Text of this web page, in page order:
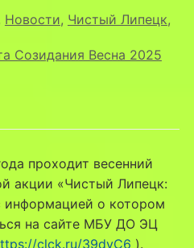
Новости, Чистый Липецк,
Созидания Весна 2025
проходит весенний
акции «Чистый Липецк:
информацией о котором
на сайте МБУ ДО ЭЦ
clck.ru/39dyC6 ).